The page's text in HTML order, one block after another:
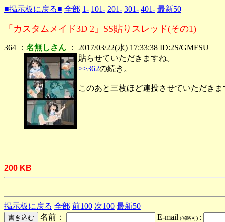
■掲示板に戻る■ 全部 1- 101- 201- 301- 401- 最新50
「カスタムメイド3D 2」SS貼りスレッド(その1)
364 ： 名無しさん ： 2017/03/22(水) 17:33:38 ID:2S/GMFSU
貼らせていただきますね。
>>362の続き。
このあと三枚ほど連投させていただき
200 KB
掲示板に戻る 全部 前100 次100 最新50
名前：
E-mail (省略可) :